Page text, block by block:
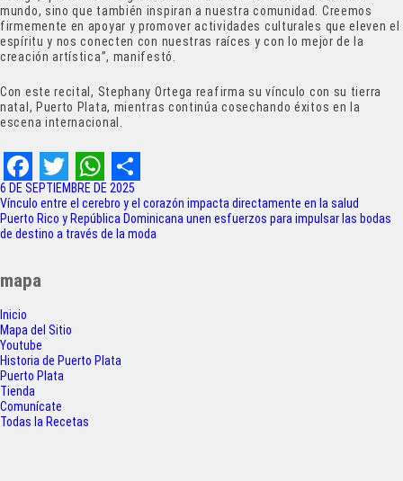
mundo, sino que también inspiran a nuestra comunidad. Creemos
firmemente en apoyar y promover actividades culturales que eleven el
espíritu y nos conecten con nuestras raíces y con lo mejor de la
creación artística”, manifestó.
Con este recital, Stephany Ortega reafirma su vínculo con su tierra
natal, Puerto Plata, mientras continúa cosechando éxitos en la
escena internacional.
F
a
e
b
o
o
k
T
w
t
e
r
W
h
p
S
h
6 DE SEPTIEMBRE DE 2025
Navegación
de
Vínculo entre el cerebro y el corazón impacta directamente en la salud
Puerto Rico y República Dominicana unen esfuerzos para impulsar las bodas
de destino a través de la moda
mapa
Inicio
Mapa del Sitio
Youtube
Historia de Puerto Plata
Puerto Plata
Tienda
Comunícate
Todas la Recetas